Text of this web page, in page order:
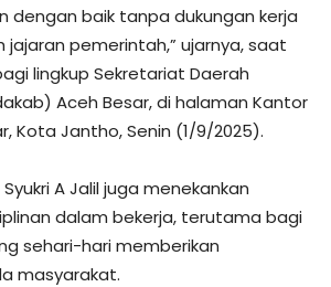
dengan baik tanpa dukungan kerja
jajaran pemerintah,” ujarnya, saat
lingkup Sekretariat Daerah
Aceh Besar, di halaman Kantor
Kota Jantho, Senin (1/9/2025).
A Jalil juga menekankan
dalam bekerja, terutama bagi
sehari-hari memberikan
masyarakat.